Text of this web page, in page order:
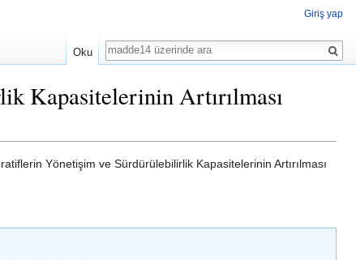
Kapasitelerinin Artırılması
Yönetişim ve Sürdürülebilirlik Kapasitelerinin Artırılması
Giriş yap
Oku
Ara